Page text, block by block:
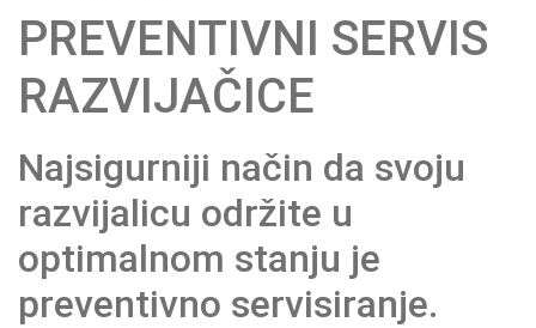
PREVENTIVNI SERVIS
RAZVIJAČICE
Najsigurniji način da svoju
razvijalicu održite u
optimalnom stanju je
preventivno servisiranje.